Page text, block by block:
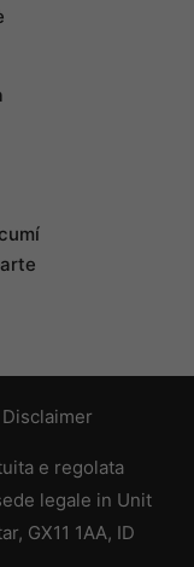
Disclaimer
e regolata
legale in Unit
GX11 1AA, ID